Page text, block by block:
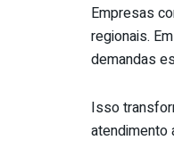
Empresas
regionais.
demandas
Isso
atendimento